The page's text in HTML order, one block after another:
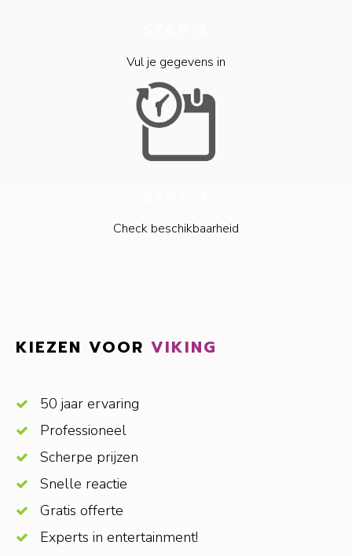
Vul je gegevens in
Check beschikbaarheid
KIEZEN VOOR VIKING
50 jaar ervaring
Professioneel
Scherpe prijzen
Snelle reactie
Gratis offerte
Experts in entertainment!